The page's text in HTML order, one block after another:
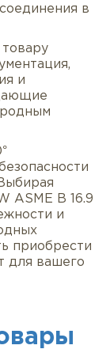
в
и
ASME B 16.9
и
приобрести
для вашего